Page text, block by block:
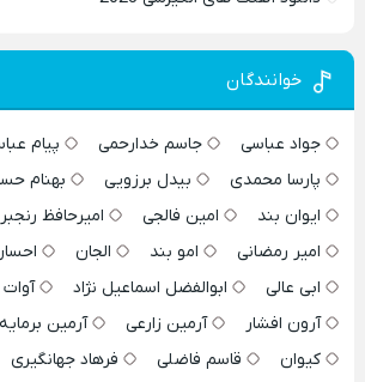
خوانندگان
جواد عباسی جاسم خدارحمی پیام
پارسا محمدی
بیدل برزویی بهنام
ایوان بند
امین فالجی امیرحافظ رنجبر
امیر رمضانی
امو بند الجان
ابی عالی
ابوالفضل اسماعیل نژاد
آوات
آرون افشار
آرمین زارعی آرمین برمایه
کیوان
قاسم فاضلی فرهاد جهانگیری